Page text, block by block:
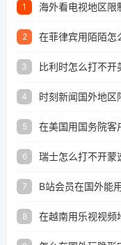
1
2
3
4
5
6 瑞士怎么打不开蒙
7
8